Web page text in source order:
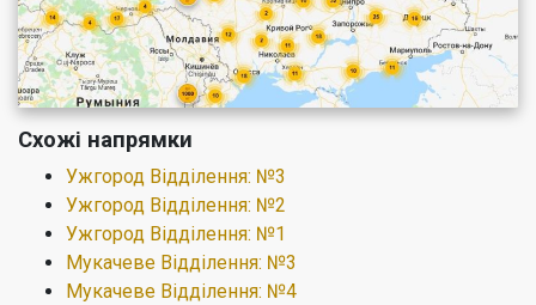
Схожі напрямки
Ужгород Відділення: №3
Ужгород Відділення: №2
Ужгород Відділення: №1
Мукачеве Відділення: №3
Мукачеве Відділення: №4